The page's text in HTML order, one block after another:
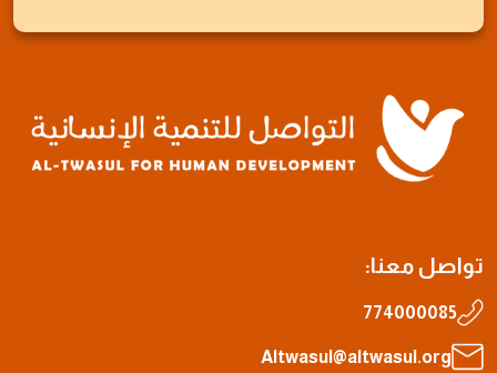
تواصل معنا:
774000085
Altwasul@altwasul.org